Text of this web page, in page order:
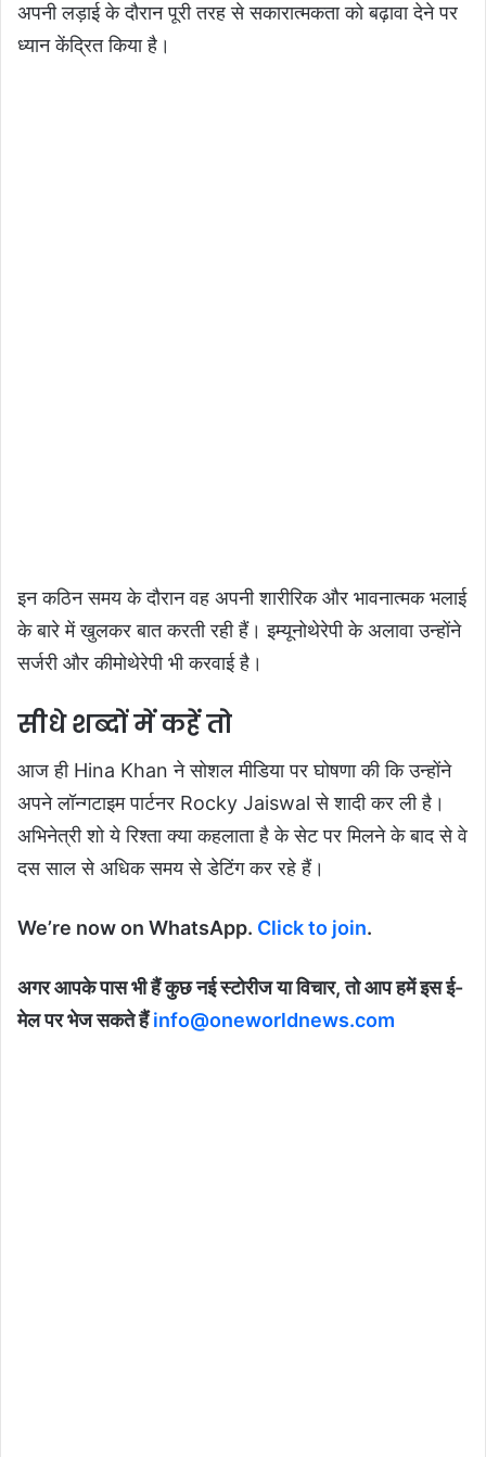
अपनी लड़ाई के दौरान पूरी तरह से सकारात्मकता को बढ़ावा देने पर
ध्यान केंद्रित किया है।
इन कठिन समय के दौरान वह अपनी शारीरिक और भावनात्मक भलाई
के बारे में खुलकर बात करती रही हैं। इम्यूनोथेरेपी के अलावा उन्होंने
सर्जरी और कीमोथेरेपी भी करवाई है।
सीधे शब्दों में कहें तो
आज ही Hina Khan ने सोशल मीडिया पर घोषणा की कि उन्होंने
अपने लॉन्गटाइम पार्टनर Rocky Jaiswal से शादी कर ली है।
अभिनेत्री शो ये रिश्ता क्या कहलाता है के सेट पर मिलने के बाद से वे
दस साल से अधिक समय से डेटिंग कर रहे हैं।
We’re now on WhatsApp. Click to join.
अगर आपके पास भी हैं कुछ नई स्टोरीज या विचार, तो आप हमें इस ई-
मेल पर भेज सकते हैंinfo@oneworldnews.com